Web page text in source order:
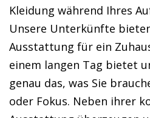
Kleidung während Ihres
Unsere Unterkünfte
Ausstattung für ein
einem langen Tag bietet
genau das, was Sie
oder Fokus. Neben ihrer